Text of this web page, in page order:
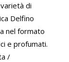
di
Delfino
nel formato
e profumati.
/